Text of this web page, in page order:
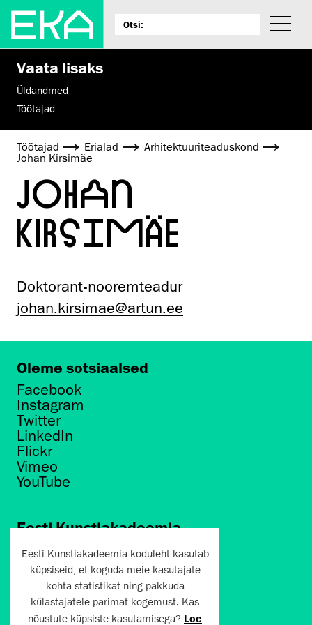
Vaata lisaks
Üldandmed
Töötajad
Töötajad Erialad
Arhitektuuri­teaduskond
Johan Kirsimäe
JOHAN
KIRSIMÄE
Doktorant-nooremteadur
johan.kirsimae@artun.ee
Oleme sotsiaalsed
Facebook
Instagram
Twitter
LinkedIn
Flickr
Vimeo
YouTube
Eesti Kunstiakadeemia
Põhja puiestee 7
Tallinn 10412
artun@artun.ee
+372 6267301
Eesti Kunstiakadeemia koduleht kasutab
küpsiseid, et koguda meie kasutajate
kohta statistikat ning pakkuda
külastajatele parimat kogemust. Kas
nõustute küpsiste kasutamisega? Loe